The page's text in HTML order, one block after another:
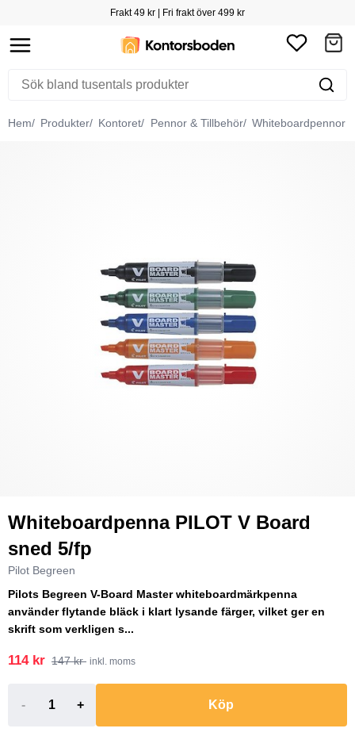
Frakt 49 kr | Fri frakt över 499 kr
Hem Produkter Kontoret Pennor & Tillbehör Whiteboardpennor
Whiteboardpenna PILOT V Board
sned 5/fp
Pilot Begreen
Pilots Begreen V-Board Master whiteboardmärkpenna
använder flytande bläck i klart lysande färger, vilket ger en
skrift som verkligen s...
114 kr 147 kr inkl. moms
- + Köp